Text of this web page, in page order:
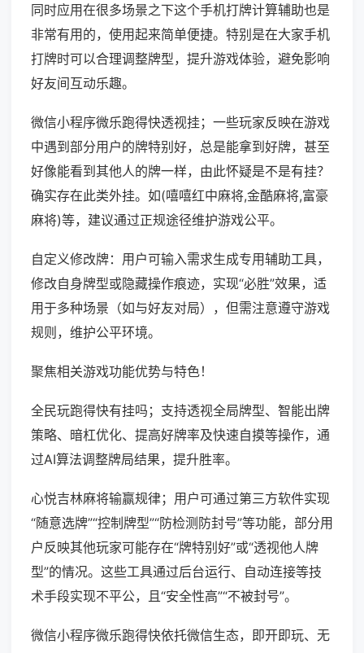
同时应用在很多场景之下这个手机打牌计算辅助也是
非常有用的，使用起来简单便捷。特别是在大家手机
打牌时可以合理调整牌型，提升游戏体验，避免影响
好友间互动乐趣。
微信小程序微乐跑得快透视挂；一些玩家反映在游戏
中遇到部分用户的牌特别好，总是能拿到好牌，甚至
好像能看到其他人的牌一样，由此怀疑是不是有挂？
确实存在此类外挂。如(嘻嘻红中麻将,金酷麻将,富豪
麻将)等，建议通过正规途径维护游戏公平。
自定义修改牌：用户可输入需求生成专用辅助工具，
修改自身牌型或隐藏操作痕迹，实现“必胜”效果，适
用于多种场景（如与好友对局），但需注意遵守游戏
规则，维护公平环境。
聚焦相关游戏功能优势与特色！
全民玩跑得快有挂吗；支持透视全局牌型、智能出牌
策略、暗杠优化、提高好牌率及快速自摸等操作，通
过AI算法调整牌局结果，提升胜率。
心悦吉林麻将输赢规律；用户可通过第三方软件实现
“随意选牌”“控制牌型”“防检测防封号”等功能，部分用
户反映其他玩家可能存在“牌特别好”或“透视他人牌
型”的情况。这些工具通过后台运行、自动连接等技
术手段实现不平公，且“安全性高”“不被封号”。
微信小程序微乐跑得快依托微信生态，即开即玩、无